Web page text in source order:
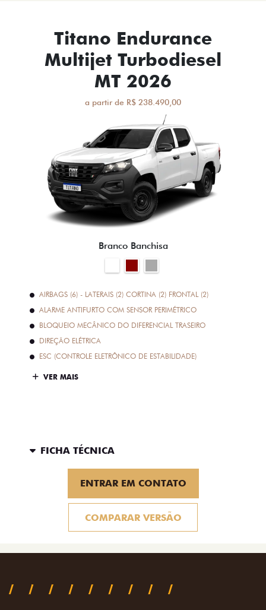
Titano Endurance
Multijet Turbodiesel
MT 2026
a partir de R$ 238.490,00
Branco Banchisa
AIRBAGS (6) - LATERAIS (2) CORTINA (2) FRONTAL (2)
ALARME ANTIFURTO COM SENSOR PERIMÉTRICO
BLOQUEIO MECÂNICO DO DIFERENCIAL TRASEIRO
DIREÇÃO ELÉTRICA
ESC (CONTROLE ELETRÔNICO DE ESTABILIDADE)
VER MAIS
FICHA TÉCNICA
ENTRAR EM CONTATO
COMPARAR VERSÃO